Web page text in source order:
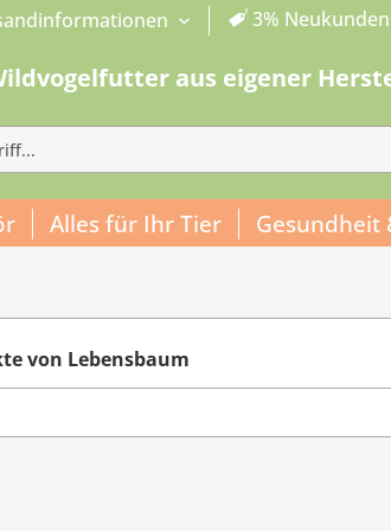
3%
aus eigener
Alles für Ihr Tier Gesundheit
von Lebensbaum